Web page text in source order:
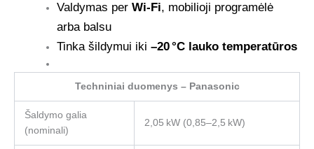
Valdymas perWi-Fi, mobilioji programėlė
arba balsu
Tinka šildymui iki–20 °C lauko temperatūros
Techniniai duomenys – Panasonic
Šaldymo galia
(nominali)
2,05 kW (0,85–2,5 kW)